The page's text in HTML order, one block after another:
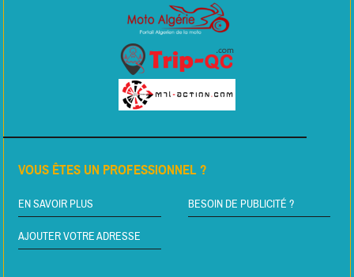
VOUS ÊTES UN PROFESSIONNEL ?
EN SAVOIR PLUS BESOIN DE PUBLICITÉ ?
AJOUTER VOTRE ADRESSE